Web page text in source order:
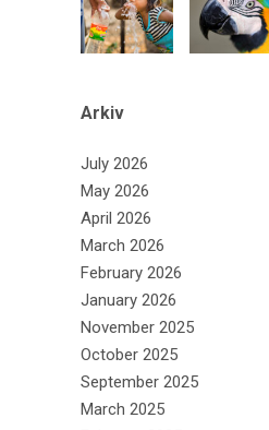
Arkiv
July 2026
May 2026
April 2026
March 2026
February 2026
January 2026
November 2025
October 2025
September 2025
March 2025